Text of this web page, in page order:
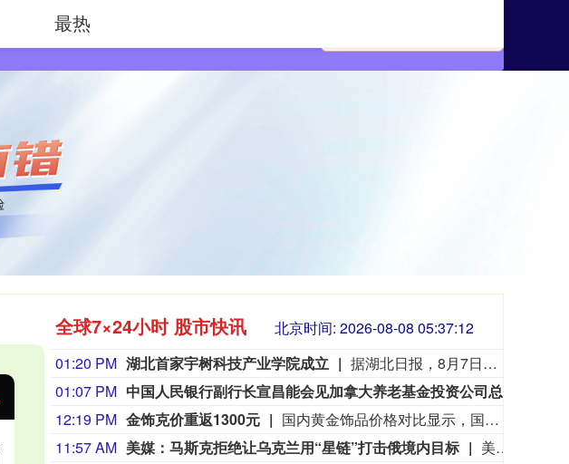
创业板指 3563.12 47.56 1.35% 基金指数
全球7×24小时 股市快讯 北京时间: 2026-08-08 05:37:13
01:20 PM 湖北首家宇树科技产业学院成立
据湖北日报，8月7日，湖北省首家宇树科技产业学院在长江工程职业技术学院成立。据悉，“宇树科技产业学院”由宇树科技股份有限公司与长江工程职业技术学院共建，实行“企业专家任院长、校内教授任执行副院长”双院长制管理架构，聚焦机器人调试、运维、技术支持等市场紧缺岗位，精准培育紧缺人才。
01:07 PM
中国人民银行副行长宣昌能会见加拿大养老基金投资公司总裁兼首席执行官约翰·格雷厄姆
12:19 PM 金饰克价重返1300元
国内黄金饰品价格对比显示，国内多家品牌足金饰品价格重返1300元，其中周生生足金饰品报1315元/克，周大福报价1308元/克，老庙黄金报价1310元/克。
11:57 AM 美媒：马斯克拒绝让乌克兰用“星链”打击俄境内目标
美国媒体7日披露，美国太空探索技术公司(SpaceX)创始人马斯克明确拒绝允许乌克兰军方利用SpaceX旗下卫星互联网系统“星链”打击俄罗斯境内目标。美国《大西洋》杂志以乌前国防部长费多罗夫两名“身边人”为消息源报道，费多罗夫此前一直在推动利用“星链”打击俄罗斯境内目标，曾尝试通过私下渠道与马斯克接触，但遭到后者拒绝。“截至目前，（马斯克）没有作出同意的决定。”报道称，马斯克之所以拒绝乌方用“星链”对俄进行纵深打击，是担心危机进一步升级。2022年乌克兰危机全面升级后，马斯克曾免费向乌克兰提供数万个“星链”终端。但他后来频频与乌方发生争执，敦促后者与俄方达成和平协议。（新华社）
最热